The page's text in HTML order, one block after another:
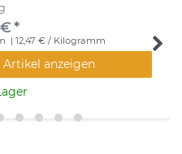
*
| 12,47 € / Kilogramm
Artikel anzeigen